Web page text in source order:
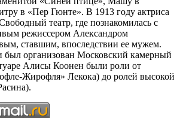
в «Пер Гюнте». В 1913 году актриса
театр, где познакомилась с
режиссером Александром
ставшим, впоследствии ее мужем.
организован Московский камерный
Алисы Коонен были роли от
Жирофля» Лекока) до ролей высокой